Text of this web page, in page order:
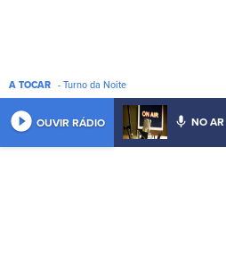
A TOCAR - Turno da Noite
play_circle_filled OUVIR RÁDIO mic NO AR